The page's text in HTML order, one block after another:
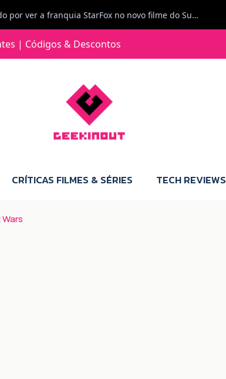
Carlos Ferreira diz: Fiquei surpreendido por ver a franquia StarFox no novo filme do Super Mario Galaxy - O filme. Boa! O tema de espaço está de novo na moda.
para comprar para a Switch 2 :P
| Códigos & Descontos
CRÍTICAS FILMES & SÉRIES TECH REVIEWS